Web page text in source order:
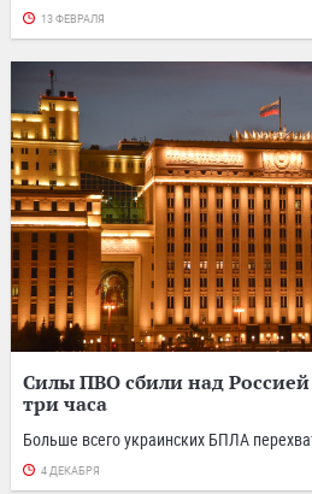
13 ФЕВРАЛЯ
Силы ПВО сбили над Россией
три часа
Больше всего украинских БПЛА
4 ДЕКАБРЯ